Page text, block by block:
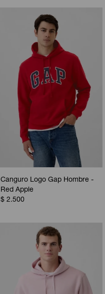
Canguro Logo Gap Hombre -
Red Apple
$ 2.500